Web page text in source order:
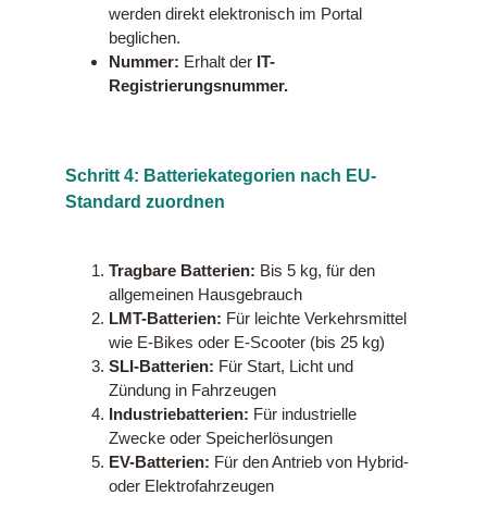
werden direkt elektronisch im Portal
beglichen.
Nummer: Erhalt der IT-
Registrierungsnummer.
Schritt 4: Batteriekategorien nach EU-
Standard zuordnen
Tragbare Batterien: Bis 5 kg, für den
allgemeinen Hausgebrauch
LMT-Batterien: Für leichte Verkehrsmittel
wie E-Bikes oder E-Scooter (bis 25 kg)
SLI-Batterien: Für Start, Licht und
Zündung in Fahrzeugen
Industriebatterien: Für industrielle
Zwecke oder Speicherlösungen
EV-Batterien: Für den Antrieb von Hybrid-
oder Elektrofahrzeugen